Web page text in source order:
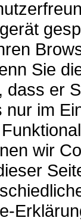
Sie
dass er
nur im
wir